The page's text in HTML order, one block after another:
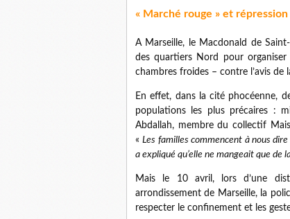
« Marché rouge » et
A Marseille, le Macdonald de
des quartiers Nord pour
chambres froides – contre l’avis de
En effet, dans la cité phocéenne,
populations les plus précaires :
Abdallah, membre du collectif
«Les familles commencent à nous
a expliqué qu’elle ne mangeait que de
Mais le 10 avril, lors d’une
arrondissement de Marseille, la
respecter le confinement et les